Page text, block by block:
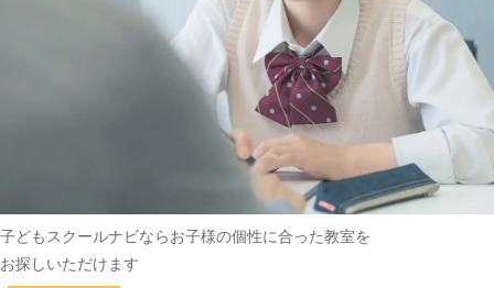
子どもスクールナビならお子様の個性に合った教室を
お探しいただけます